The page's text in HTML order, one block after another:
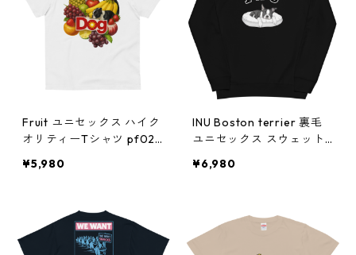
Fruit ユニセックス ハイク
オリティーTシャツ pf023
¥5,980
INU Boston terrier 裏毛
ユニセックス スウェット
¥6,980